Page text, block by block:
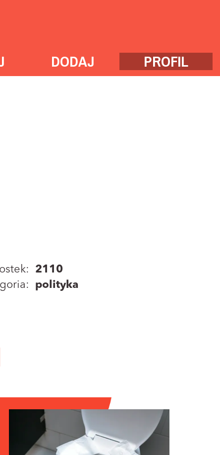
DODAJ PROFIL
2110
polityka